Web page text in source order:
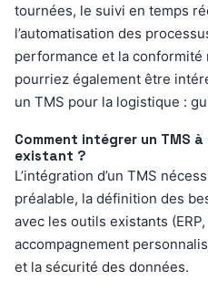
tournées, le suivi en temps
l’automatisation des
performance et la conformité
pourriez également être
un TMS pour la logistique :
Comment intégrer un TMS
existant ?
L’intégration d’un TMS
préalable, la définition des
avec les outils existants
accompagnement
et la sécurité des données.